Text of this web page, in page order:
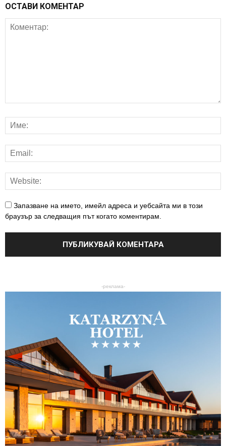
ОСТАВИ КОМЕНТАР
Запазване на името, имейл адреса и уебсайта ми в този
браузър за следващия път когато коментирам.
-реклама-